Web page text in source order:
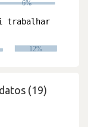
(19)